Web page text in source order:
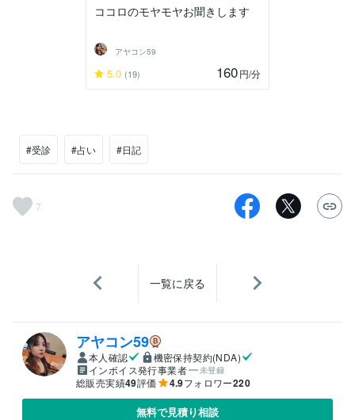
ココロのモヤモヤお聞きします
アヤコン59
5.0 (19) 160円/分
#受診 #占い #日記
7
一覧に戻る
アヤコン59
本人確認
機密保持契約(NDA)
インボイス発行事業者
未登録
総販売実績49評価 4.9フォロワー220
無料で見積り相談